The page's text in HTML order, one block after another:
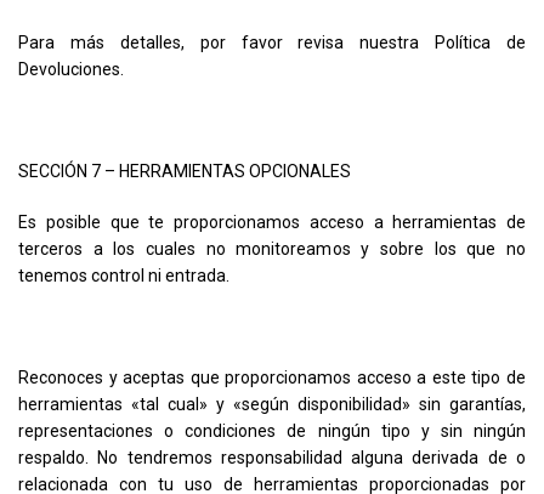
Para más detalles, por favor revisa nuestra Política de
Devoluciones.
SECCIÓN 7 – HERRAMIENTAS OPCIONALES
Es posible que te proporcionamos acceso a herramientas de
terceros a los cuales no monitoreamos y sobre los que no
tenemos control ni entrada.
Reconoces y aceptas que proporcionamos acceso a este tipo de
herramientas «tal cual» y «según disponibilidad» sin garantías,
representaciones o condiciones de ningún tipo y sin ningún
respaldo. No tendremos responsabilidad alguna derivada de o
relacionada con tu uso de herramientas proporcionadas por